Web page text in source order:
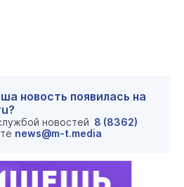
новость появилась на
новостей 8 (8362)
news@m-t.media